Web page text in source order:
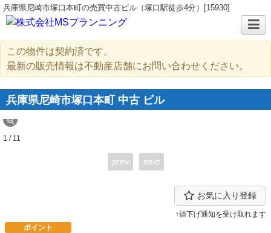
兵庫県尼崎市塚口本町の売買中古ビル（塚口駅徒歩4分）[15930]
この物件は契約済です。
最新の販売情報は不動産店舗にお問い合わせください。
兵庫県尼崎市塚口本町 中古 ビル
1 / 11
prev next
お気に入り登録
↑値下げ通知を受け取れます
ポイント